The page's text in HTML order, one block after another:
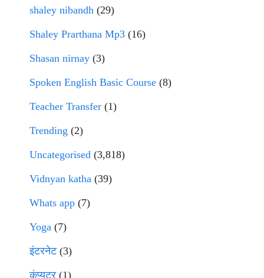
shaley nibandh (29)
Shaley Prarthana Mp3 (16)
Shasan nirnay (3)
Spoken English Basic Course (8)
Teacher Transfer (1)
Trending (2)
Uncategorised (3,818)
Vidnyan katha (39)
Whats app (7)
Yoga (7)
इंटरनेट(3)
कंप्युटर (1)